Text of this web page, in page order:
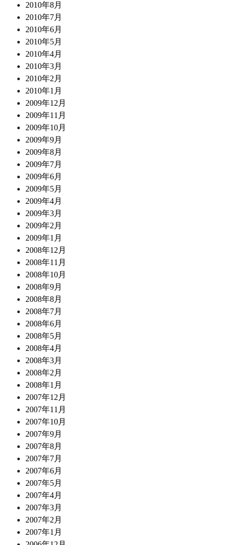
2010年8月
2010年7月
2010年6月
2010年5月
2010年4月
2010年3月
2010年2月
2010年1月
2009年12月
2009年11月
2009年10月
2009年9月
2009年8月
2009年7月
2009年6月
2009年5月
2009年4月
2009年3月
2009年2月
2009年1月
2008年12月
2008年11月
2008年10月
2008年9月
2008年8月
2008年7月
2008年6月
2008年5月
2008年4月
2008年3月
2008年2月
2008年1月
2007年12月
2007年11月
2007年10月
2007年9月
2007年8月
2007年7月
2007年6月
2007年5月
2007年4月
2007年3月
2007年2月
2007年1月